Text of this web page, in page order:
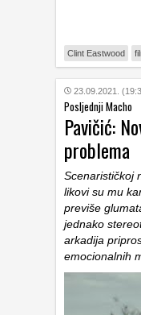
Clint Eastwood
23.09.2021.
Posljednji Macho
Pavičić:
problema
Scenarističkoj
likovi su mu
previše
jednako
arkadija
emocionalnih